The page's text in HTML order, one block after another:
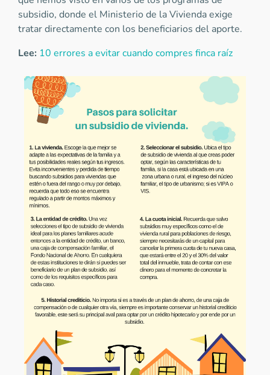
subsidio, donde el Ministerio de la Vivienda exige
tratar directamente con los beneficiarios del aporte.
Lee: 10 errores a evitar cuando compres finca raíz